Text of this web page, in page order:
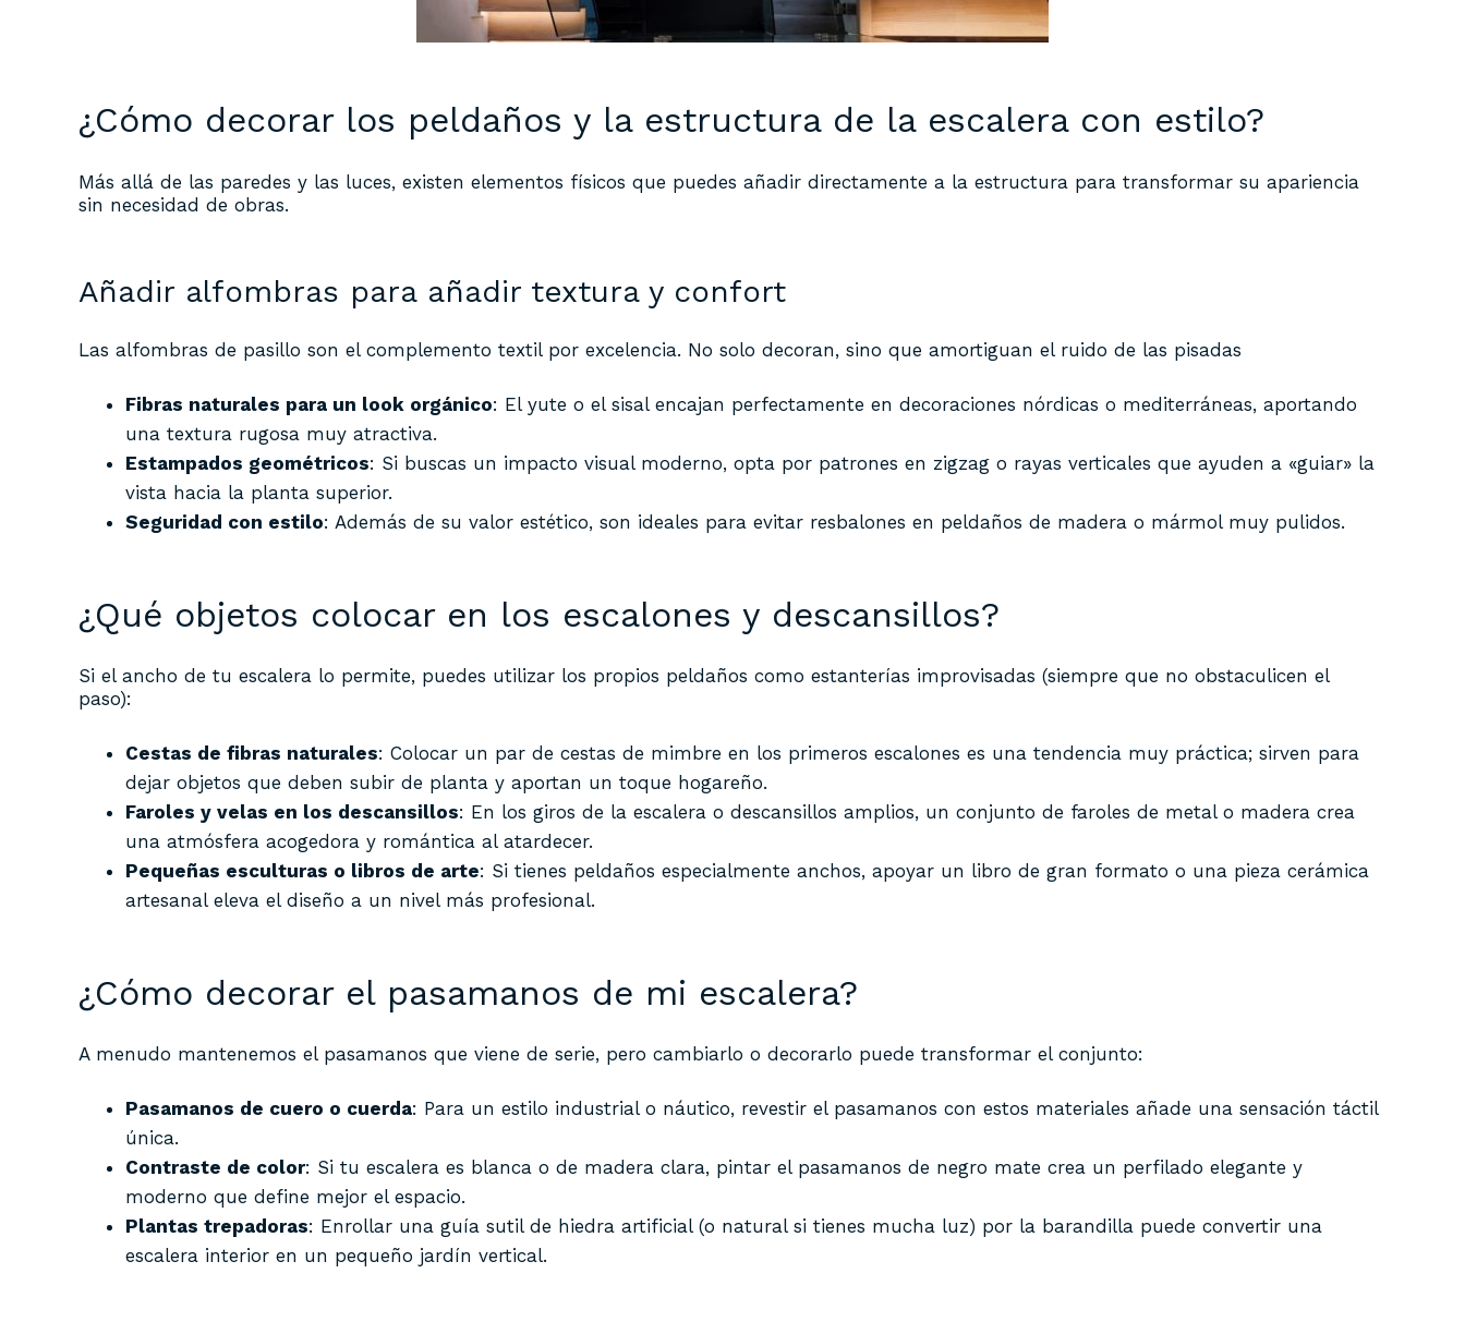
¿Cómo decorar los peldaños y la estructura de la escalera con estilo?
Más allá de las paredes y las luces, existen elementos físicos que puedes añadir directamente a la estructura para transformar su apariencia
sin necesidad de obras.
Añadir alfombras para añadir textura y confort
Las alfombras de pasillo son el complemento textil por excelencia. No solo decoran, sino que amortiguan el ruido de las pisadas
Fibras naturales para un look orgánico: El yute o el sisal encajan perfectamente en decoraciones nórdicas o mediterráneas, aportando
una textura rugosa muy atractiva.
Estampados geométricos: Si buscas un impacto visual moderno, opta por patrones en zigzag o rayas verticales que ayuden a «guiar» la
vista hacia la planta superior.
Seguridad con estilo: Además de su valor estético, son ideales para evitar resbalones en peldaños de madera o mármol muy pulidos.
¿Qué objetos colocar en los escalones y descansillos?
Si el ancho de tu escalera lo permite, puedes utilizar los propios peldaños como estanterías improvisadas (siempre que no obstaculicen el
paso):
Cestas de fibras naturales: Colocar un par de cestas de mimbre en los primeros escalones es una tendencia muy práctica; sirven para
dejar objetos que deben subir de planta y aportan un toque hogareño.
Faroles y velas en los descansillos: En los giros de la escalera o descansillos amplios, un conjunto de faroles de metal o madera crea
una atmósfera acogedora y romántica al atardecer.
Pequeñas esculturas o libros de arte: Si tienes peldaños especialmente anchos, apoyar un libro de gran formato o una pieza cerámica
artesanal eleva el diseño a un nivel más profesional.
¿Cómo decorar el pasamanos de mi escalera?
A menudo mantenemos el pasamanos que viene de serie, pero cambiarlo o decorarlo puede transformar el conjunto:
Pasamanos de cuero o cuerda: Para un estilo industrial o náutico, revestir el pasamanos con estos materiales añade una sensación táctil
única.
Contraste de color: Si tu escalera es blanca o de madera clara, pintar el pasamanos de negro mate crea un perfilado elegante y
moderno que define mejor el espacio.
Plantas trepadoras: Enrollar una guía sutil de hiedra artificial (o natural si tienes mucha luz) por la barandilla puede convertir una
escalera interior en un pequeño jardín vertical.